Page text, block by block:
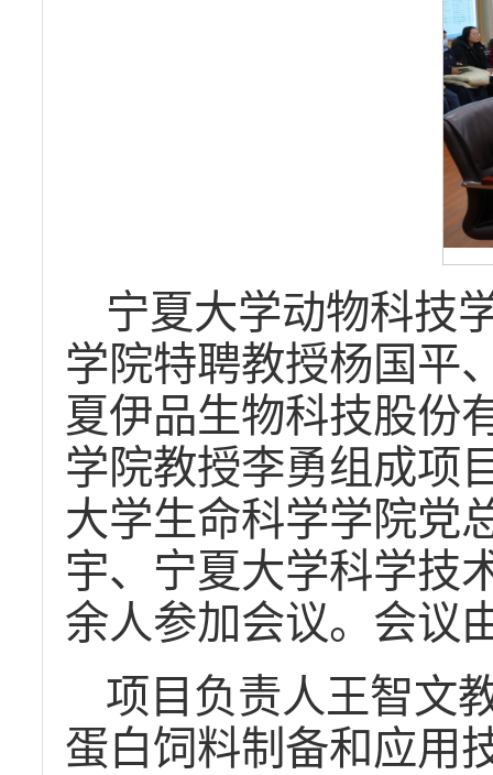
宁夏大学动物科技
学院特聘教授杨国平
夏伊品生物科技股份
学院教授李勇组成项
大学生命科学学院党
宇、宁夏大学科学技
余人参加会议。会议
项目负责人王智文
蛋白饲料制备和应用